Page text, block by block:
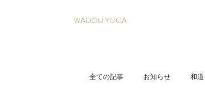
WADOU YOGA
全ての記事 お知らせ 和